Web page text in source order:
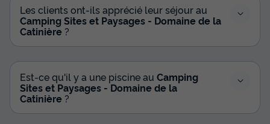
Les clients ont-ils apprécié leur séjour au
Camping Sites et Paysages - Domaine de la
Catinière ?
Est-ce qu'il y a une piscine au Camping
Sites et Paysages - Domaine de la
Catinière ?